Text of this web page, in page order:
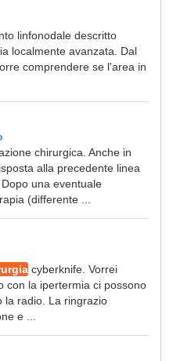
linfonodale descritto
localmente avanzata. Dal
comprendere se l'area in
chirurgica. Anche in
alla precedente linea
una eventuale
(differente ...
cyberknife. Vorrei
con la ipertermia ci possono
la radio. La ringrazio
e ...